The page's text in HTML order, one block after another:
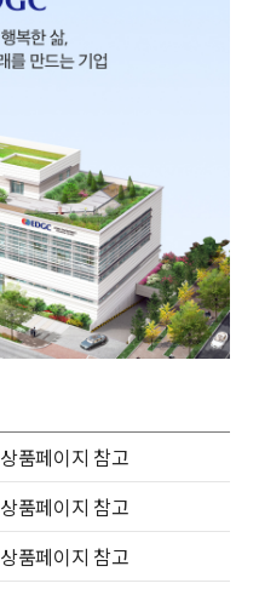
상품페이지 참고
상품페이지 참고
상품페이지 참고